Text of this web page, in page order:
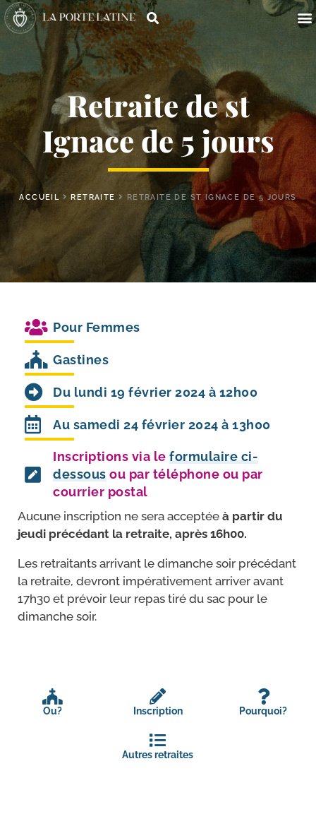
Retraite de st
Ignace de 5 jours
ACCUEIL RETRAITE RETRAITE DE ST IGNACE DE 5 JOURS
Pour Femmes
Gastines
Du lundi 19 février 2024 à 12h00
Au samedi 24 février 2024 à 13h00
Inscriptions via le formulaire ci-
dessous ou par téléphone ou par
courrier postal
Aucune ins­crip­tion ne sera accep­tée à par­tir du
jeu­di pré­cé­dant la retraite, après 16h00.
Les retrai­tants arri­vant le dimanche soir pré­cé­dant
la retraite, devront impé­ra­ti­ve­ment arri­ver avant
17h30 et pré­voir leur repas tiré du sac pour le
dimanche soir.
Ou? Inscription Pourquoi?
Autres retraites